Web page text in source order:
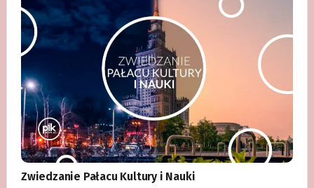
Zwiedzanie Pałacu Kultury i Nauki